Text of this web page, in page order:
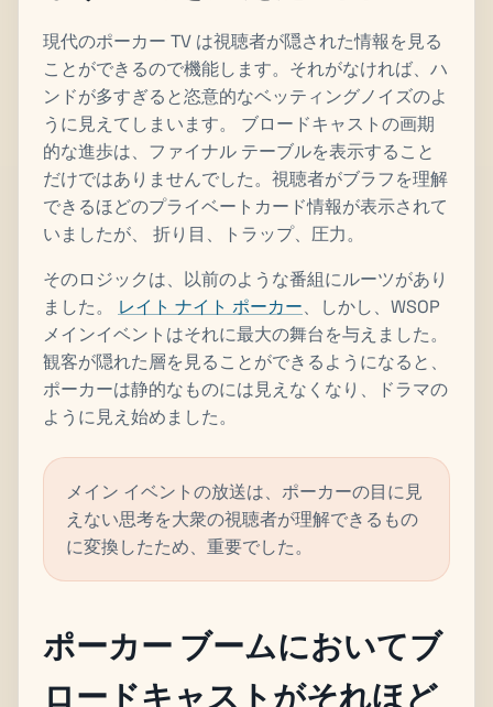
現代のポーカー TV は視聴者が隠された情報を見る
ことができるので機能します。それがなければ、ハ
ンドが多すぎると恣意的なベッティングノイズのよ
うに見えてしまいます。 ブロードキャストの画期
的な進歩は、ファイナル テーブルを表示すること
だけではありませんでした。視聴者がブラフを理解
できるほどのプライベートカード情報が表示されて
いましたが、 折り目、トラップ、圧力。
そのロジックは、以前のような番組にルーツがあり
ました。 レイト ナイト ポーカー、しかし、WSOP
メインイベントはそれに最大の舞台を与えました。
観客が隠れた層を見ることができるようになると、
ポーカーは静的なものには見えなくなり、ドラマの
ように見え始めました。
メイン イベントの放送は、ポーカーの目に見
えない思考を大衆の視聴者が理解できるもの
に変換したため、重要でした。
ポーカー ブームにおいてブ
ロードキャストがそれほど